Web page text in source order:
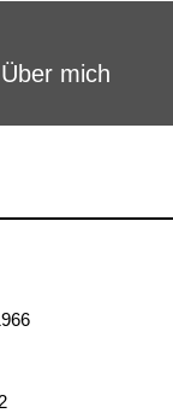
Über mich